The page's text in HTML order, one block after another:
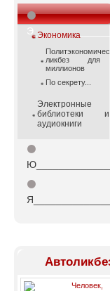
⚫
Экономика
ликбез для
миллионов
По секрету...
Электронные
библиотеки и
аудиокниги
⚫
⚫
Человек,